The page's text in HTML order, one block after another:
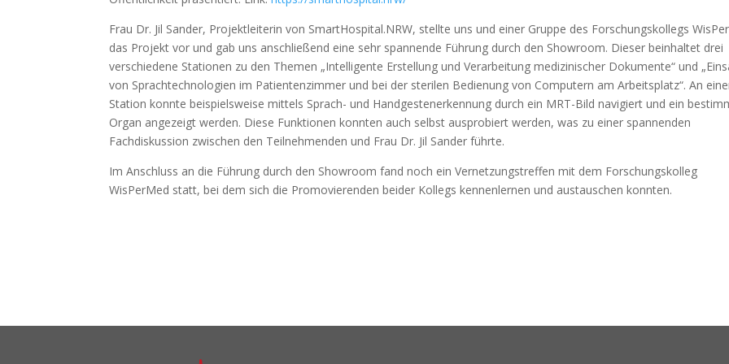
Frau Dr. Jil Sander, Projektleiterin von SmartHospital.NRW, stellte uns und einer Gruppe des Forschungskollegs
das Projekt vor und gab uns anschließend eine sehr spannende Führung durch den Showroom. Dieser beinhaltet drei
verschiedene Stationen zu den Themen „Intelligente Erstellung und Verarbeitung medizinischer Dokumente“ und
von Sprachtechnologien im Patientenzimmer und bei der sterilen Bedienung von Computern am Arbeitsplatz“.An
Station konnte beispielsweise mittels Sprach- und Handgestenerkennung durch ein MRT-Bild navigiert und ein
Organ angezeigt werden. Diese Funktionen konnten auch selbst ausprobiert werden, was zu einer spannenden
Fachdiskussion zwischen den Teilnehmenden und Frau Dr. Jil Sander führte.
Im Anschluss an die Führung durch den Showroom fand noch ein Vernetzungstreffen mit dem Forschungskolleg
WisPerMed statt, bei dem sich die Promovierenden beider Kollegs kennenlernen und austauschen konnten.